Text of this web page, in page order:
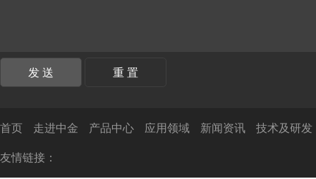
首页 走进中金 产品中心 应用领域 新闻资讯 技术及研发
友情链接：